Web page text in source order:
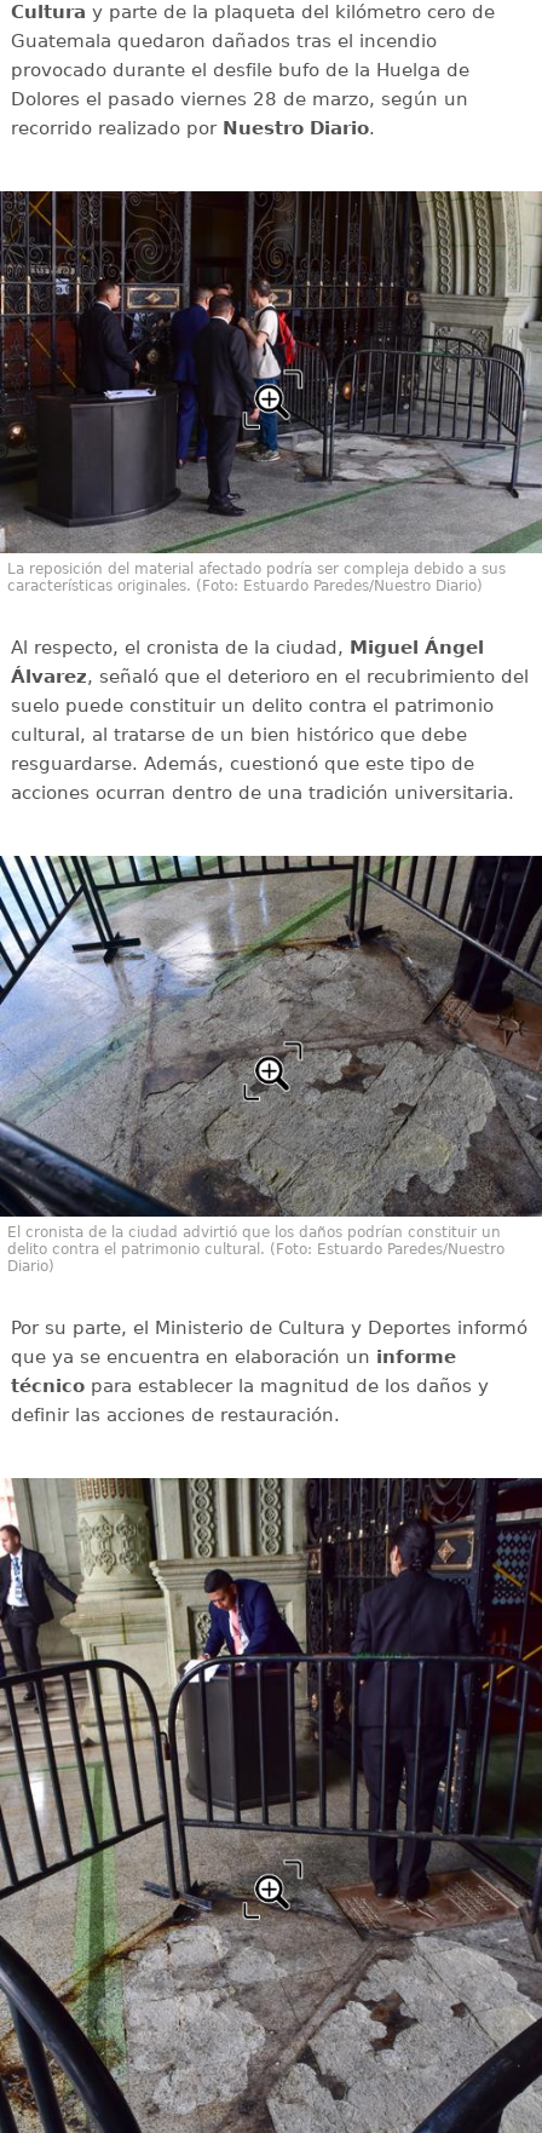
Cultura y parte de la plaqueta del kilómetro cero de
Guatemala quedaron dañados tras el incendio
provocado durante el desfile bufo de la Huelga de
Dolores el pasado viernes 28 de marzo, según un
recorrido realizado por Nuestro Diario.
La reposición del material afectado podría ser compleja debido a sus
características originales. (Foto: Estuardo Paredes/Nuestro Diario)
Al respecto, el cronista de la ciudad, Miguel Ángel
Álvarez, señaló que el deterioro en el recubrimiento del
suelo puede constituir un delito contra el patrimonio
cultural, al tratarse de un bien histórico que debe
resguardarse. Además, cuestionó que este tipo de
acciones ocurran dentro de una tradición universitaria.
El cronista de la ciudad advirtió que los daños podrían constituir un
delito contra el patrimonio cultural. (Foto: Estuardo Paredes/Nuestro
Diario)
Por su parte, el Ministerio de Cultura y Deportes informó
que ya se encuentra en elaboración un informe
técnicopara establecer la magnitud de los daños y
definir las acciones de restauración.